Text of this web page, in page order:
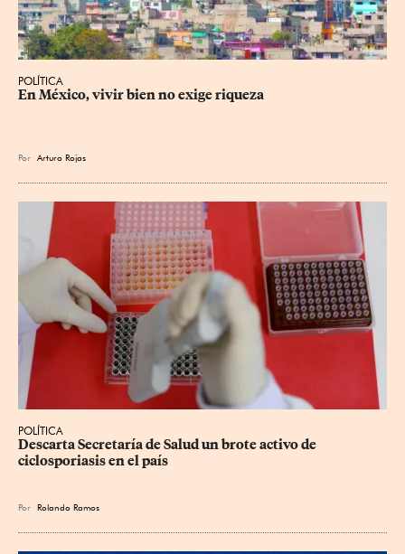
POLÍTICA
En México, vivir bien no exige riqueza
Por Arturo Rojas
POLÍTICA
Descarta Secretaría de Salud un brote activo de
ciclosporiasis en el país
Por Rolando Ramos